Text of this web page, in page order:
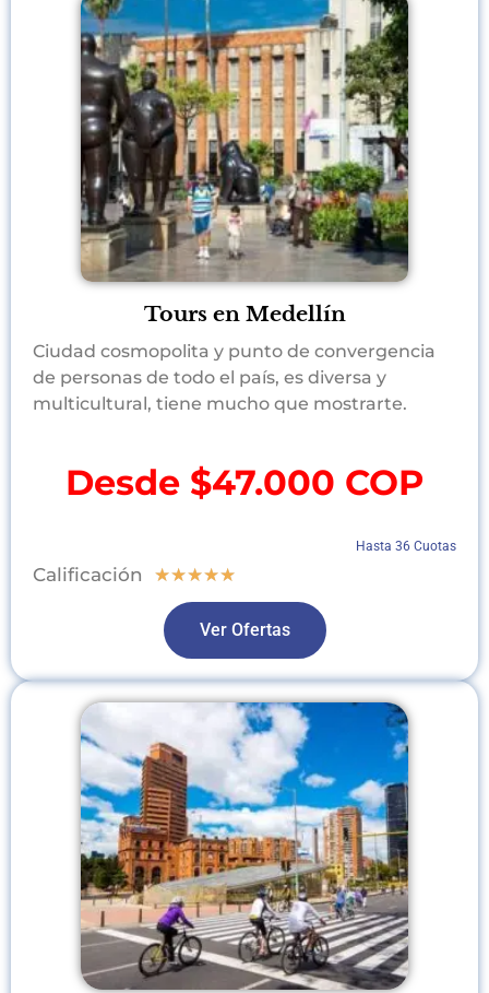
Tours en Medellín
Ciudad cosmopolita y punto de convergencia
de personas de todo el país, es diversa y
multicultural, tiene mucho que mostrarte.
Desde $47.000 COP
Calificación ★★★★★
Hasta 36 Cuotas
Ver Ofertas